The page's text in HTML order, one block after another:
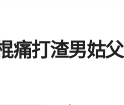
痛打渣男姑父